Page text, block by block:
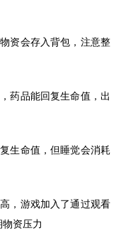
资会存入背包，注意整
药品能回复生命值，出
生命值，但睡觉会消耗
，游戏加入了通过观看
资压力